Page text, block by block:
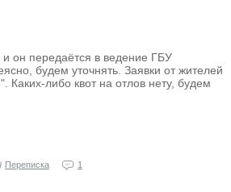
и он передаётся в ведение ГБУ
будем уточнять. Заявки от жителей
Каких-либо квот на отлов нету, будем
Переписка 1